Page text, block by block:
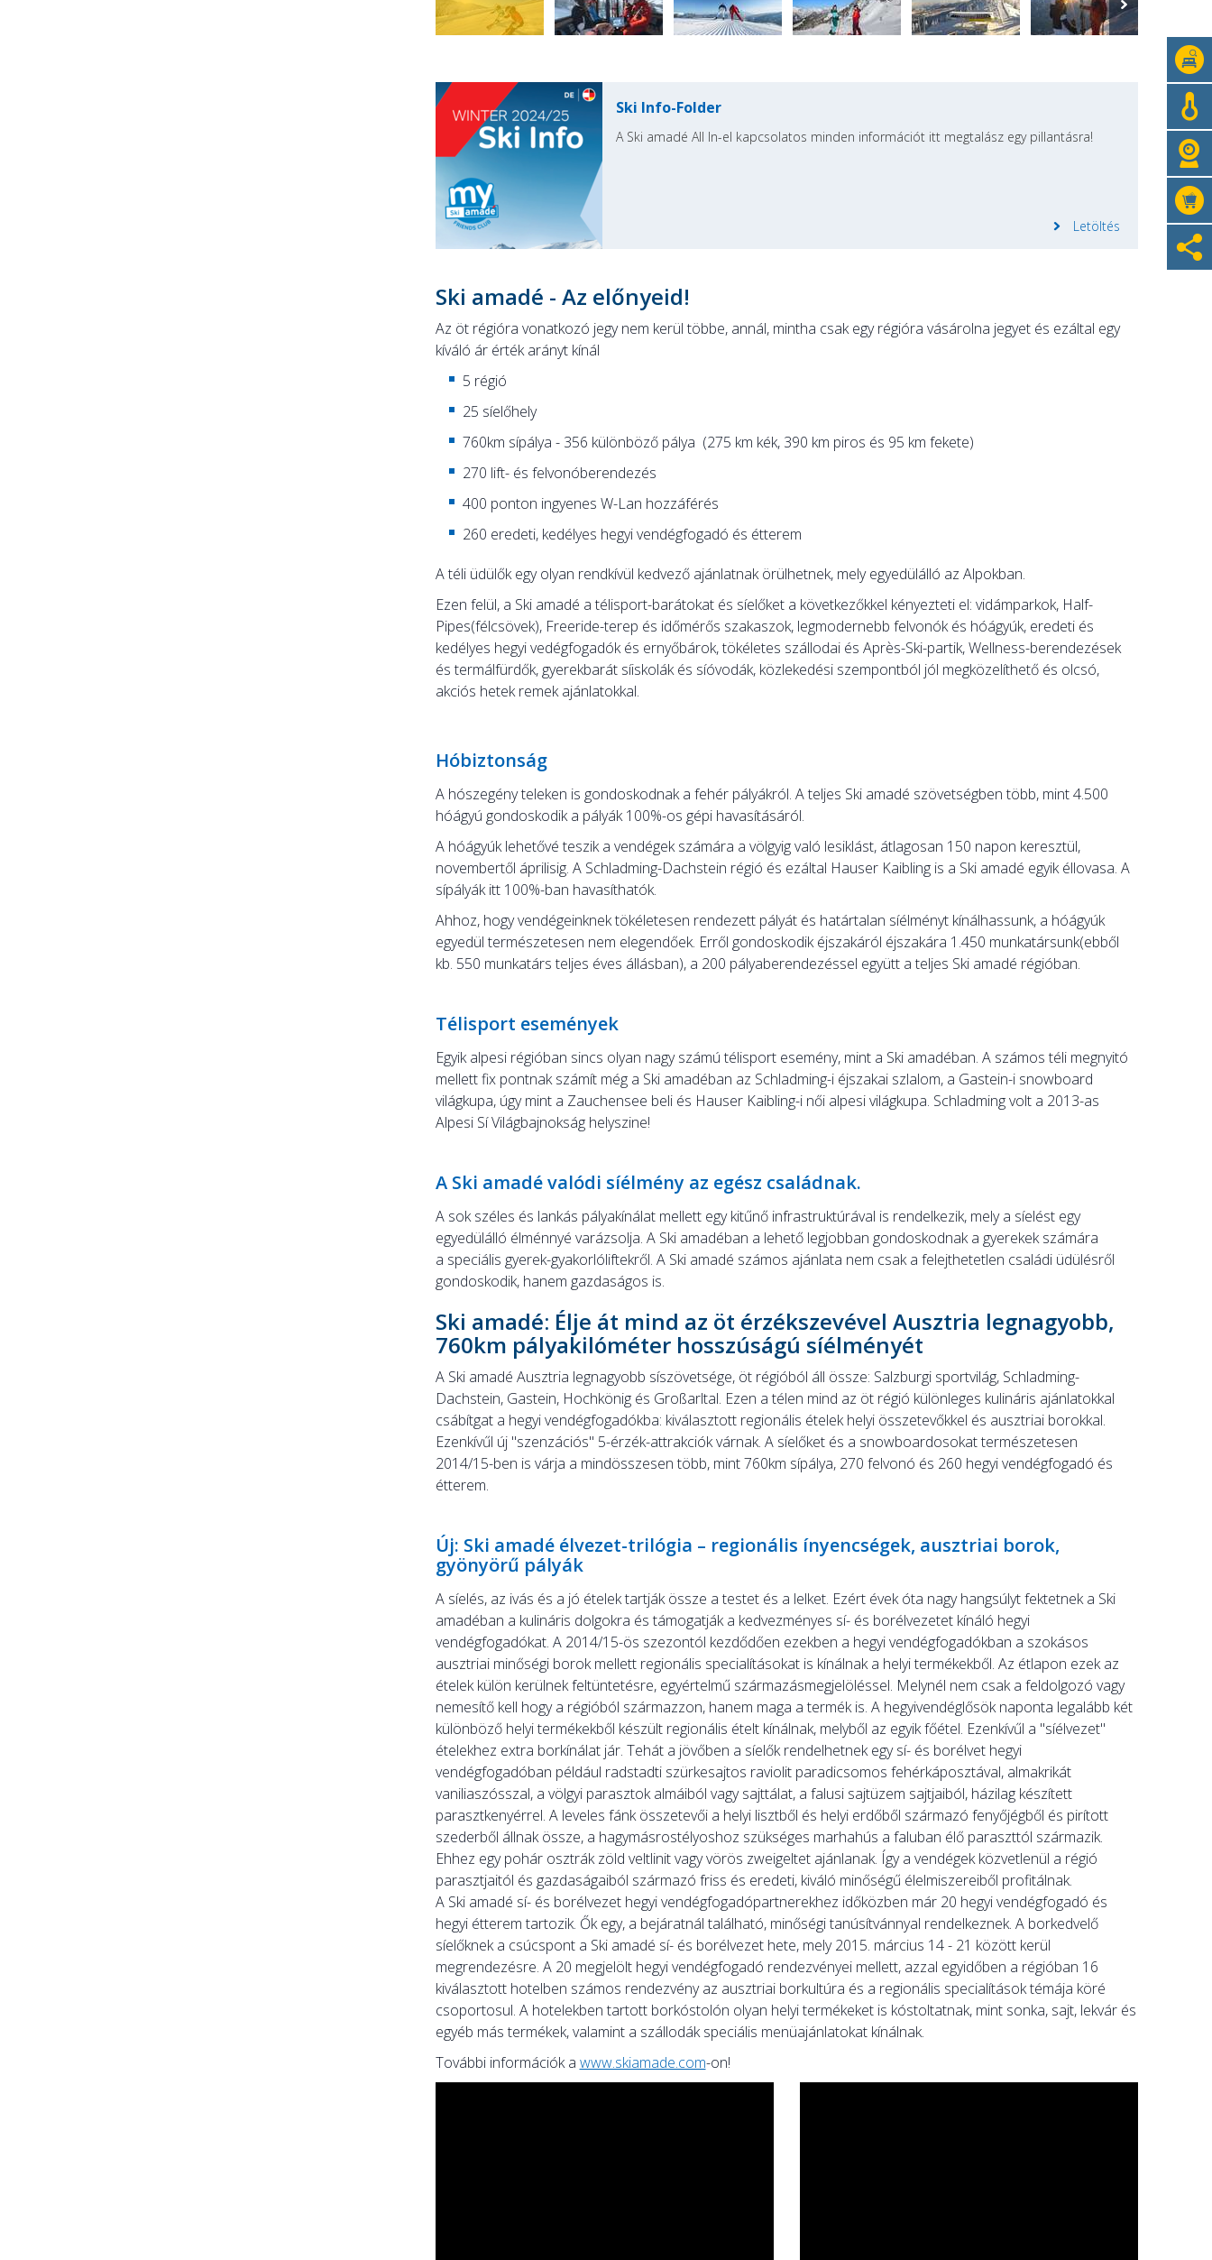
Ski Info-Folder
A Ski amadé All In-el kapcsolatos minden információt itt megtalász egy pillantásra!
Letöltés
Ski amadé - Az előnyeid!
Az öt régióra vonatkozó jegy nem kerül többe, annál, mintha csak egy régióra vásárolna jegyet és ezáltal egy
kíváló ár érték arányt kínál
5 régió
25 síelőhely
760km sípálya - 356 különböző pálya (275 km kék, 390 km piros és 95 km fekete)
270 lift- és felvonóberendezés
400 ponton ingyenes W-Lan hozzáférés
260 eredeti, kedélyes hegyi vendégfogadó és étterem
A téli üdülők egy olyan rendkívül kedvező ajánlatnak örülhetnek, mely egyedülálló az Alpokban.
Ezen felül, a Ski amadé a télisport-barátokat és síelőket a következőkkel kényezteti el: vidámparkok, Half-
Pipes(félcsövek), Freeride-terep és időmérős szakaszok, legmodernebb felvonók és hóágyúk, eredeti és
kedélyes hegyi vedégfogadók és ernyőbárok, tökéletes szállodai és Après-Ski-partik, Wellness-berendezések
és termálfürdők, gyerekbarát síiskolák és síóvodák, közlekedési szempontból jól megközelíthető és olcsó,
akciós hetek remek ajánlatokkal.
Hóbiztonság
A hószegény teleken is gondoskodnak a fehér pályákról. A teljes Ski amadé szövetségben több, mint 4.500
hóágyú gondoskodik a pályák 100%-os gépi havasításáról.
A hóágyúk lehetővé teszik a vendégek számára a völgyig való lesiklást, átlagosan 150 napon keresztül,
novembertől áprilisig. A Schladming-Dachstein régió és ezáltal Hauser Kaibling is a Ski amadé egyik éllovasa. A
sípályák itt 100%-ban havasíthatók.
Ahhoz, hogy vendégeinknek tökéletesen rendezett pályát és határtalan síélményt kínálhassunk, a hóágyúk
egyedül természetesen nem elegendőek. Erről gondoskodik éjszakáról éjszakára 1.450 munkatársunk(ebből
kb. 550 munkatárs teljes éves állásban), a 200 pályaberendezéssel együtt a teljes Ski amadé régióban.
Télisport események
Egyik alpesi régióban sincs olyan nagy számú télisport esemény, mint a Ski amadéban. A számos téli megnyitó
mellett fix pontnak számít még a Ski amadéban az Schladming-i éjszakai szlalom, a Gastein-i snowboard
világkupa, úgy mint a Zauchensee beli és Hauser Kaibling-i női alpesi világkupa. Schladming volt a 2013-as
Alpesi Sí Világbajnokság helyszine!
A Ski amadé valódi síélmény az egész családnak.
A sok széles és lankás pályakínálat mellett egy kitűnő infrastruktúrával is rendelkezik, mely a síelést egy
egyedülálló élménnyé varázsolja. A Ski amadéban a lehető legjobban gondoskodnak a gyerekek számára
a speciális gyerek-gyakorlóliftekről. A Ski amadé számos ajánlata nem csak a felejthetetlen családi üdülésről
gondoskodik, hanem gazdaságos is.
Ski amadé: Élje át mind az öt érzékszevével Ausztria legnagyobb,
760km pályakilóméter hosszúságú síélményét
A Ski amadé Ausztria legnagyobb síszövetsége, öt régióból áll össze: Salzburgi sportvilág, Schladming-
Dachstein, Gastein, Hochkönig és Großarltal. Ezen a télen mind az öt régió különleges kulináris ajánlatokkal
csábítgat a hegyi vendégfogadókba: kiválasztott regionális ételek helyi összetevőkkel és ausztriai borokkal.
Ezenkívűl új "szenzációs" 5-érzék-attrakciók várnak. A síelőket és a snowboardosokat természetesen
2014/15-ben is várja a mindösszesen több, mint 760km sípálya, 270 felvonó és 260 hegyi vendégfogadó és
étterem.
Új: Ski amadé élvezet-trilógia – regionális ínyencségek, ausztriai borok,
gyönyörű pályák
A síelés, az ivás és a jó ételek tartják össze a testet és a lelket. Ezért évek óta nagy hangsúlyt fektetnek a Ski
amadéban a kulináris dolgokra és támogatják a kedvezményes sí- és borélvezetet kínáló hegyi
vendégfogadókat. A 2014/15-ös szezontól kezdődően ezekben a hegyi vendégfogadókban a szokásos
ausztriai minőségi borok mellett regionális specialításokat is kínálnak a helyi termékekből. Az étlapon ezek az
ételek külön kerülnek feltüntetésre, egyértelmű származásmegjelöléssel. Melynél nem csak a feldolgozó vagy
nemesítő kell hogy a régióból származzon, hanem maga a termék is. A hegyivendéglősök naponta legalább két
különböző helyi termékekből készült regionális ételt kínálnak, melyből az egyik főétel. Ezenkívűl a "síélvezet"
ételekhez extra borkínálat jár. Tehát a jövőben a síelők rendelhetnek egy sí- és borélvet hegyi
vendégfogadóban például radstadti szürkesajtos raviolit paradicsomos fehérkáposztával, almakrikát
vaniliaszósszal, a völgyi parasztok almáiból vagy sajttálat, a falusi sajtüzem sajtjaiból, házilag készített
parasztkenyérrel. A leveles fánk összetevői a helyi lisztből és helyi erdőből származó fenyőjégből és pirított
szederből állnak össze, a hagymásrostélyoshoz szükséges marhahús a faluban élő paraszttól származik.
Ehhez egy pohár osztrák zöld veltlinit vagy vörös zweigeltet ajánlanak. Így a vendégek közvetlenül a régió
parasztjaitól és gazdaságaiból származó friss és eredeti, kiváló minőségű élelmiszereiből profitálnak.
A Ski amadé sí- és borélvezet hegyi vendégfogadópartnerekhez időközben már 20 hegyi vendégfogadó és
hegyi étterem tartozik. Ők egy, a bejáratnál található, minőségi tanúsítvánnyal rendelkeznek. A borkedvelő
síelőknek a csúcspont a Ski amadé sí- és borélvezet hete, mely 2015. március 14 - 21 között kerül
megrendezésre. A 20 megjelölt hegyi vendégfogadó rendezvényei mellett, azzal egyidőben a régióban 16
kiválasztott hotelben számos rendezvény az ausztriai borkultúra és a regionális specialítások témája köré
csoportosul. A hotelekben tartott borkóstolón olyan helyi termékeket is kóstoltatnak, mint sonka, sajt, lekvár és
egyéb más termékek, valamint a szállodák speciális menüajánlatokat kínálnak.
További információk a www.skiamade.com-on!